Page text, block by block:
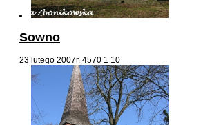
Sowno
23 lutego 2007r. 4570 1 10